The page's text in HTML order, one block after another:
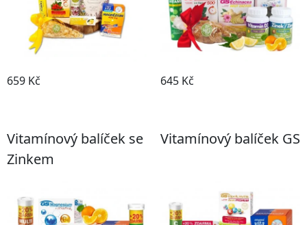
659 Kč
645 Kč
Vitamínový balíček se
Zinkem
Vitamínový balíček GS